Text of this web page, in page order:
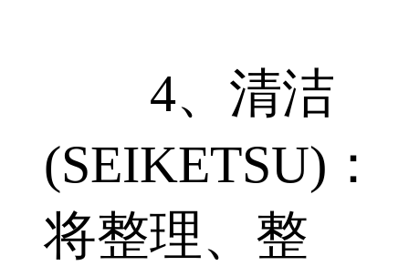
4、清洁
(SEIKETSU)：
将整理、整